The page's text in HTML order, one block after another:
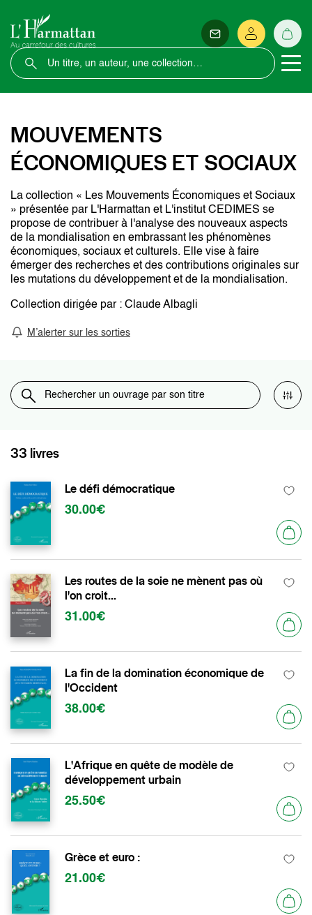
MOUVEMENTS
ÉCONOMIQUES ET SOCIAUX
La collection « Les Mouvements Économiques et Sociaux
» présentée par L'Harmattan et L'institut CEDIMES se
propose de contribuer à l'analyse des nouveaux aspects
de la mondialisation en embrassant les phénomènes
économiques, sociaux et culturels. Elle vise à faire
émerger des recherches et des contributions originales sur
les mutations du développement et de la mondialisation.
Collection dirigée par : Claude Albagli
M’alerter sur les sorties
33 livres
Le défi démocratique
30.00€
Les routes de la soie ne mènent pas où
l'on croit...
31.00€
La fin de la domination économique de
l'Occident
38.00€
L'Afrique en quête de modèle de
développement urbain
25.50€
Grèce et euro :
21.00€